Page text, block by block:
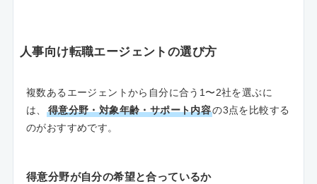
人事向け転職エージェントの選び方
複数あるエージェントから自分に合う1〜2社を選ぶに
は、
得意分野・対象年齢・サポート内容の3点を比較する
のがおすすめです。
得意分野が自分の希望と合っているか